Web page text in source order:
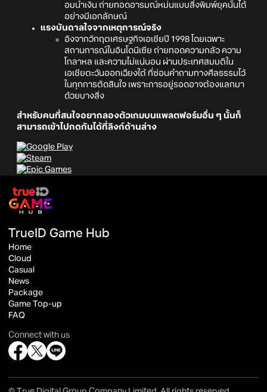
อมน้ำเงิน ถ่ายทอดอารมณ์หม่นแบบสิ่งพิมพ์ยุคนั้นได้
อย่างมีเอกลักษณ์
แรงบันดาลใจจากเหตุการณ์จริง
อิงจากวิกฤตเศรษฐกิจเอเชียปี 1998 โดยเฉพาะ
สถานการณ์ในอินโดนีเซีย ถ่ายทอดความกลัว ความ
โกลาหล และความไม่แน่นอน ผ่านประเทศสมมติใน
เอเชียตะวันออกเฉียงใต้ ที่ซ่อนคำถามทางศีลธรรมไว้
ในทุกการตัดสินใจ เพราะการอยู่รอดอาจต้องแลกมา
ด้วยบางสิ่ง
สำหรับคนที่สนใจอยากลองตัวเกมบนแพลตฟอร์มอื่น ๆ นั้นก็
สามารถเข้าไปกดกันได้ที่ลิงก์ด้านล่าง
TrueID Game Hub
Home
Cloud
Casual
News
Package
Game Top-up
FAQ
Connect with us